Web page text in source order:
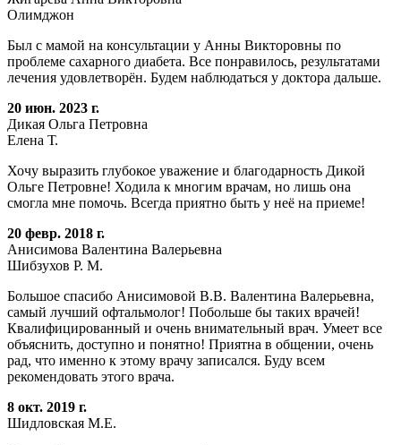
Олимджон
Был с мамой на консультации у Анны Викторовны по
проблеме сахарного диабета. Все понравилось, результатами
лечения удовлетворён. Будем наблюдаться у доктора дальше.
20 июн. 2023 г.
Дикая Ольга Петровна
Елена Т.
Хочу выразить глубокое уважение и благодарность Дикой
Ольге Петровне! Ходила к многим врачам, но лишь она
смогла мне помочь. Всегда приятно быть у неё на приеме!
20 февр. 2018 г.
Анисимова Валентина Валерьевна
Шибзухов Р. М.
Большое спасибо Анисимовой В.В. Валентина Валерьевна,
самый лучший офтальмолог! Побольше бы таких врачей!
Квалифицированный и очень внимательный врач. Умеет все
объяснить, доступно и понятно! Приятна в общении, очень
рад, что именно к этому врачу записался. Буду всем
рекомендовать этого врача.
8 окт. 2019 г.
Шидловская М.Е.